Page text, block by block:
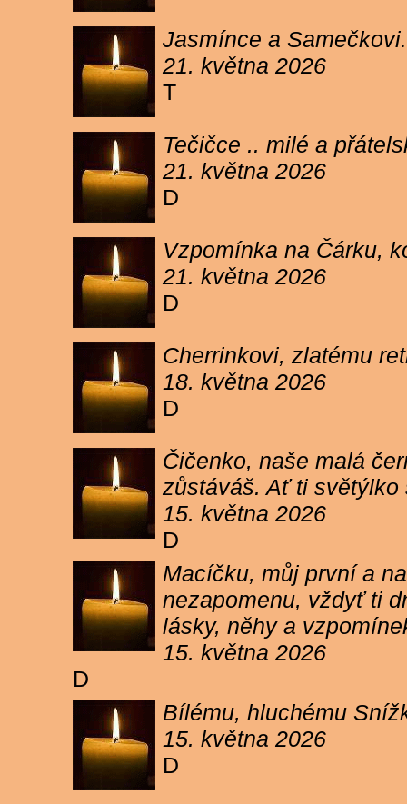
Jasmínce a
21. května 2026
T
Tečičce .. milé a
21. května 2026
D
Vzpomínka na Čárku,
21. května 2026
D
Cherrinkovi, zlatému
18. května 2026
D
Čičenko, naše malá
zůstáváš. Ať ti
15. května 2026
D
Macíčku, můj první a
nezapomenu, vždyť ti
lásky, něhy a
15. května 2026
D
Bílému, hluchému
15. května 2026
D